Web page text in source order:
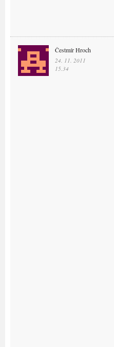
Čestmír Hroch
24. 11. 2011
15.34